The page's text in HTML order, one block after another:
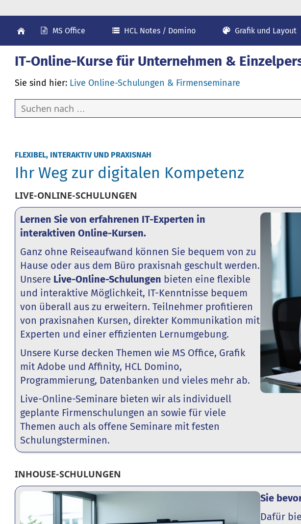
MS Office HCL Notes / Domino Grafik und Layout
IT-Online-Kurse für Unternehmen &
Sie sind hier: Live Online-Schulungen & Firmenseminare
FLEXIBEL, INTERAKTIV UND PRAXISNAH
Ihr Weg zur digitalen Kompetenz
LIVE-ONLINE-SCHULUNGEN
Lernen Sie von erfahrenen IT-Experten in
interaktiven Online-Kursen.
Ganz ohne Reiseaufwand können Sie bequem von zu
Hause oder aus dem Büro praxisnah geschult werden.
Unsere Live-Online-Schulungen bieten eine flexible
und interaktive Möglichkeit, IT-Kenntnisse bequem
von überall aus zu erweitern. Teilnehmer profitieren
von praxisnahen Kursen, direkter Kommunikation mit
Experten und einer effizienten Lernumgebung.
Unsere Kurse decken Themen wie MS Office, Grafik
mit Adobe und Affinity, HCL Domino,
Programmierung, Datenbanken und vieles mehr ab.
Live-Online-Seminare bieten wir als individuell
geplante Firmenschulungen an sowie für viele
Themen auch als offene Seminare mit festen
Schulungsterminen.
INHOUSE-SCHULUNGEN
Sie
Dafür